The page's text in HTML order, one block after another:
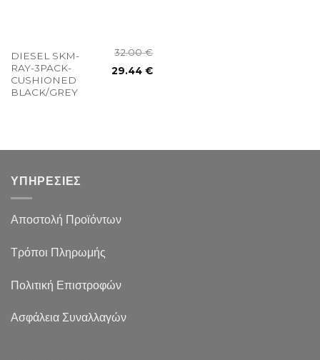
DIESEL SKM-
RAY-3PACK-
CUSHIONED
BLACK/GREY
32.00€
29.44€
ΥΠΗΡΕΣΙΕΣ
Αποστολή Προϊόντων
Τρόποι Πληρωμής
Πολιτική Επιστροφών
Ασφάλεια Συναλλαγών